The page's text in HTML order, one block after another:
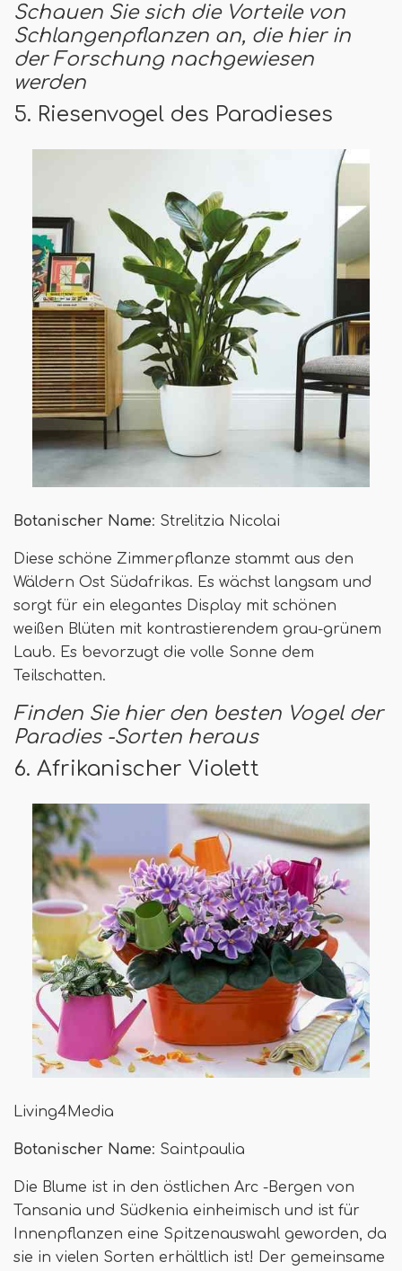
Schauen Sie sich die Vorteile von
Schlangenpflanzen an, die hier in
der Forschung nachgewiesen
werden
5. Riesenvogel des Paradieses
Botanischer Name: Strelitzia Nicolai
Diese schöne Zimmerpflanze stammt aus den
Wäldern Ost Südafrikas. Es wächst langsam und
sorgt für ein elegantes Display mit schönen
weißen Blüten mit kontrastierendem grau-grünem
Laub. Es bevorzugt die volle Sonne dem
Teilschatten.
Finden Sie hier den besten Vogel der
Paradies -Sorten heraus
6. Afrikanischer Violett
Living4Media
Botanischer Name: Saintpaulia
Die Blume ist in den östlichen Arc -Bergen von
Tansania und Südkenia einheimisch und ist für
Innenpflanzen eine Spitzenauswahl geworden, da
sie in vielen Sorten erhältlich ist! Der gemeinsame